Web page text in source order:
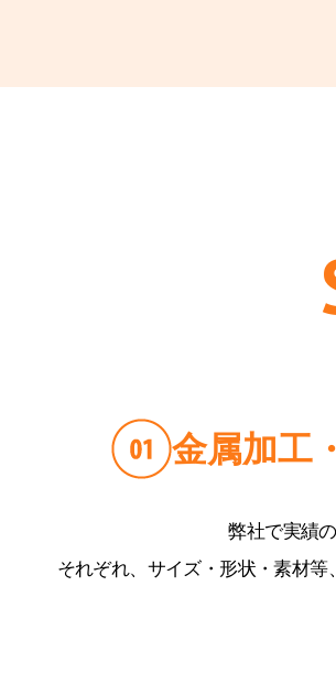
金属加工
弊社で実績
それぞれ、サイズ・形状・素材等